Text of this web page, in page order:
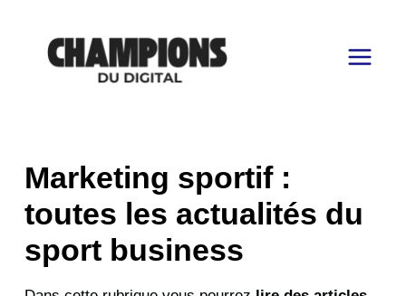
contenu
Marketing sportif :
toutes les actualités du
sport business